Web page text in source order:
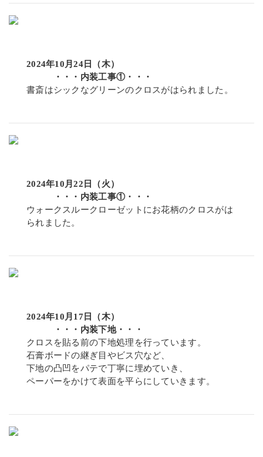
2024年10月24日（木）
・・・内装工事①・・・
書斎はシックなグリーンのクロスがはられました。
2024年10月22日（火）
・・・内装工事①・・・
ウォークスルークローゼットにお花柄のクロスがは
られました。
2024年10月17日（木）
・・・内装下地・・・
クロスを貼る前の下地処理を行っています。
石膏ボードの継ぎ目やビス穴など、
下地の凸凹をパテで丁寧に埋めていき、
ペーパーをかけて表面を平らにしていきます。